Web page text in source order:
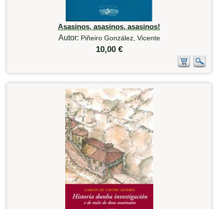
Asasinos, asasinos, asasinos!
Autor: Piñeiro González, Vicente
10,00 €